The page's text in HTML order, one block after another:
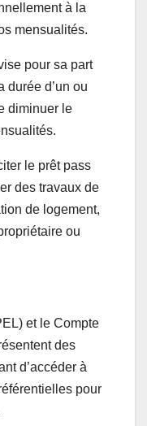
à la
mensualités.
pour sa part
durée d’un ou
diminuer le
le prêt pass
des travaux de
de logement,
ou
et le Compte
des
d’accéder à
pour